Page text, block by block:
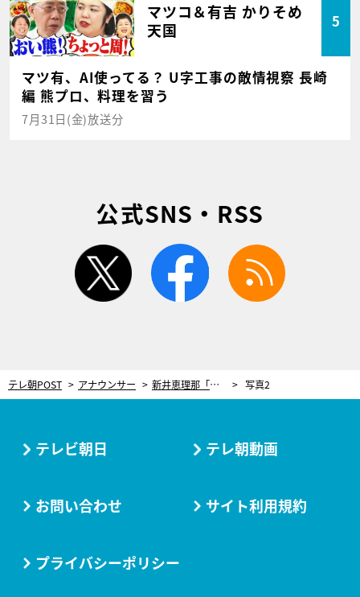
マツコ＆有吉 かりそめ
天国
5
マツ有、AI使ってる？ U字工事の敵情視察 長崎
編 熊プロ、料理を習う
7月31日(金)放送分
公式SNS・RSS
twitter facebook
テレ朝POST アナウンサー 新井恵理那「ただただ恥ずかしい感じですね（笑）」“銀獅子ポーズ”を披露するも… 写真2
テレビ朝日 テレ朝動画
お問い合わせ サイト利用規約
プライバシーポリシー